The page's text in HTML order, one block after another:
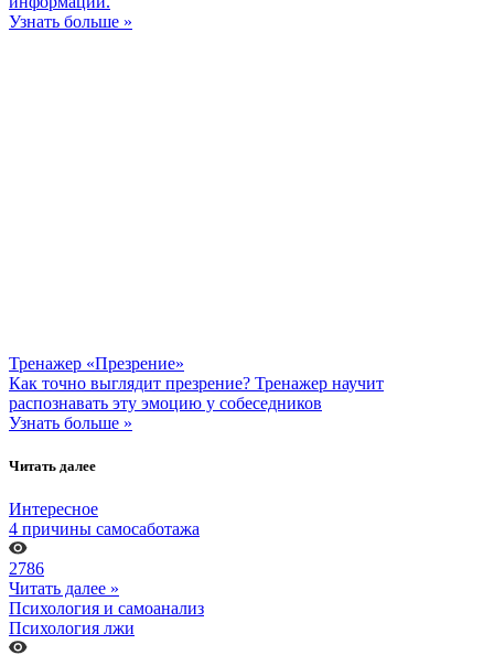
Узнать больше »
Тренажер «Презрение»
Как точно выглядит презрение? Тренажер научит
распознавать эту эмоцию у собеседников
Узнать больше »
Читать далее
Интересное
4 причины самосаботажа
2786
Читать далее »
Психология и самоанализ
Психология лжи